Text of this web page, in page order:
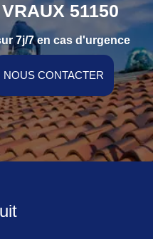
51150
7j/7 en cas d'urgence
NOUS CONTACTER